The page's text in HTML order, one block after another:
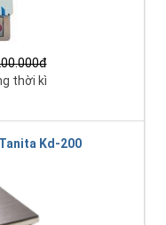
thời kì
Kd-200